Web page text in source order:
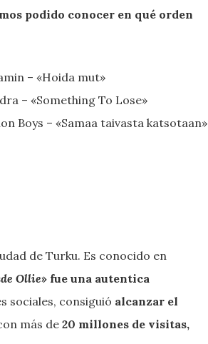
podido conocer en qué orden
– «Hoida mut»
– «Something To Lose»
Boys – «Samaa taivasta katsotaan»
de Turku. Es conocido en
Ollie» fue una autentica
sociales, consiguió alcanzar el
más de 20 millones de visitas,